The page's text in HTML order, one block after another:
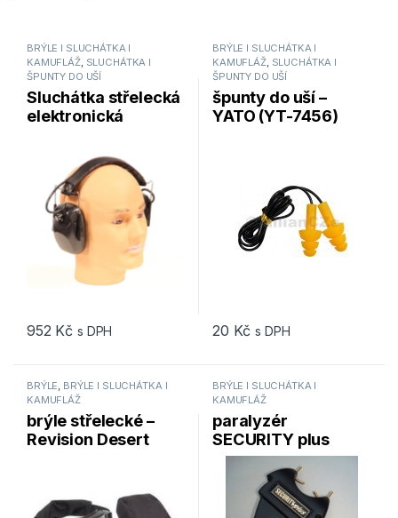
BRÝLE l SLUCHÁTKA l
KAMUFLÁŽ, SLUCHÁTKA I
ŠPUNTY DO UŠÍ
Sluchátka střelecká
elektronická
Electronic Hearing
Protector
952 Kč s DPH
BRÝLE l SLUCHÁTKA l
KAMUFLÁŽ, SLUCHÁTKA I
ŠPUNTY DO UŠÍ
špunty do uší –
YATO (YT-7456)
20 Kč s DPH
BRÝLE, BRÝLE l SLUCHÁTKA l
KAMUFLÁŽ
brýle střelecké –
Revision Desert
frame / 3 lenses
BRÝLE l SLUCHÁTKA l
KAMUFLÁŽ
paralyzér
SECURITY plus
750KV – černý